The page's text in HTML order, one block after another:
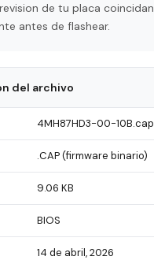
de tu placa coincidan
antes de flashear.
del archivo
4MH87HD3-00-10B.cap
.CAP (firmware binario)
9.06 KB
BIOS
14 de abril, 2026